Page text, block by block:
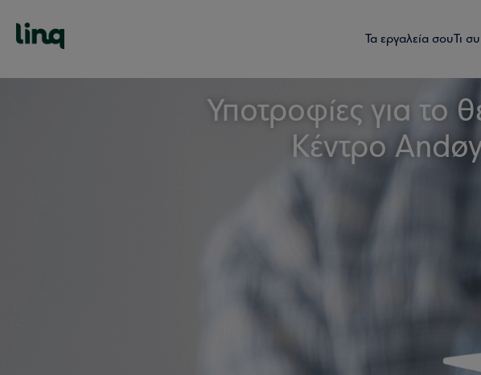
Τα εργαλεία σουΤι
Υποτροφίες για το
Κέντρο